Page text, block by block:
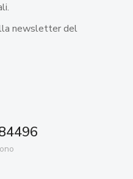
newsletter del